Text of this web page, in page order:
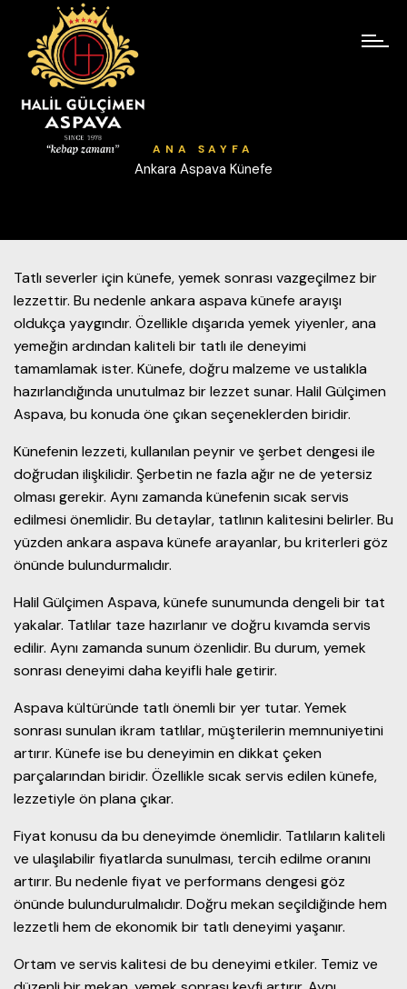
ANA SAYFA
Ankara Aspava Künefe
Tatlı severler için künefe, yemek sonrası vazgeçilmez bir
lezzettir. Bu nedenle ankara aspava künefe arayışı
oldukça yaygındır. Özellikle dışarıda yemek yiyenler, ana
yemeğin ardından kaliteli bir tatlı ile deneyimi
tamamlamak ister. Künefe, doğru malzeme ve ustalıkla
hazırlandığında unutulmaz bir lezzet sunar. Halil Gülçimen
Aspava, bu konuda öne çıkan seçeneklerden biridir.
Künefenin lezzeti, kullanılan peynir ve şerbet dengesi ile
doğrudan ilişkilidir. Şerbetin ne fazla ağır ne de yetersiz
olması gerekir. Aynı zamanda künefenin sıcak servis
edilmesi önemlidir. Bu detaylar, tatlının kalitesini belirler. Bu
yüzden ankara aspava künefe arayanlar, bu kriterleri göz
önünde bulundurmalıdır.
Halil Gülçimen Aspava, künefe sunumunda dengeli bir tat
yakalar. Tatlılar taze hazırlanır ve doğru kıvamda servis
edilir. Aynı zamanda sunum özenlidir. Bu durum, yemek
sonrası deneyimi daha keyifli hale getirir.
Aspava kültüründe tatlı önemli bir yer tutar. Yemek
sonrası sunulan ikram tatlılar, müşterilerin memnuniyetini
artırır. Künefe ise bu deneyimin en dikkat çeken
parçalarından biridir. Özellikle sıcak servis edilen künefe,
lezzetiyle ön plana çıkar.
Fiyat konusu da bu deneyimde önemlidir. Tatlıların kaliteli
ve ulaşılabilir fiyatlarda sunulması, tercih edilme oranını
artırır. Bu nedenle fiyat ve performans dengesi göz
önünde bulundurulmalıdır. Doğru mekan seçildiğinde hem
lezzetli hem de ekonomik bir tatlı deneyimi yaşanır.
Ortam ve servis kalitesi de bu deneyimi etkiler. Temiz ve